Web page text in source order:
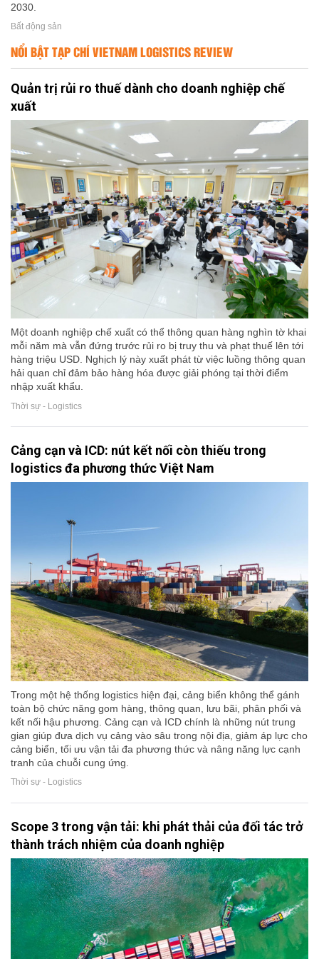
2030.
Bất động sản
NỔI BẬT TẠP CHÍ VIETNAM LOGISTICS REVIEW
Quản trị rủi ro thuế dành cho doanh nghiệp chế
xuất
Một doanh nghiệp chế xuất có thể thông quan hàng nghìn tờ khai
mỗi năm mà vẫn đứng trước rủi ro bị truy thu và phạt thuế lên tới
hàng triệu USD. Nghịch lý này xuất phát từ việc luồng thông quan
hải quan chỉ đảm bảo hàng hóa được giải phóng tại thời điểm
nhập xuất khẩu.
Thời sự - Logistics
Cảng cạn và ICD: nút kết nối còn thiếu trong
logistics đa phương thức Việt Nam
Trong một hệ thống logistics hiện đại, cảng biển không thể gánh
toàn bộ chức năng gom hàng, thông quan, lưu bãi, phân phối và
kết nối hậu phương. Cảng cạn và ICD chính là những nút trung
gian giúp đưa dịch vụ cảng vào sâu trong nội địa, giảm áp lực cho
cảng biển, tối ưu vận tải đa phương thức và nâng năng lực cạnh
tranh của chuỗi cung ứng.
Thời sự - Logistics
Scope 3 trong vận tải: khi phát thải của đối tác trở
thành trách nhiệm của doanh nghiệp